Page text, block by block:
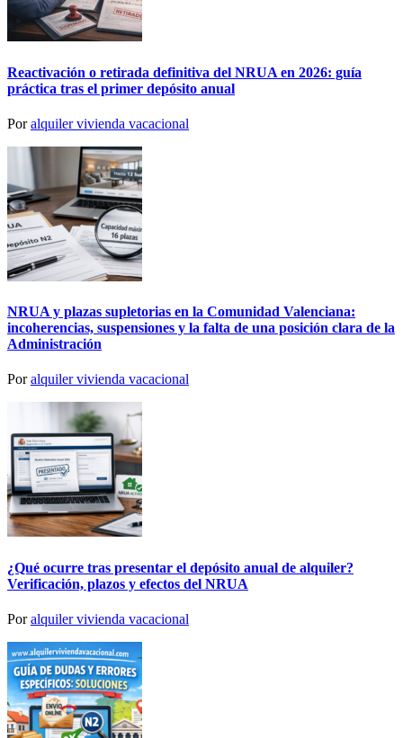
Reactivación o retirada definitiva del NRUA en 2026: guía
práctica tras el primer depósito anual
Poralquiler vivienda vacacional
NRUA y plazas supletorias en la Comunidad Valenciana:
incoherencias, suspensiones y la falta de una posición clara de la
Administración
Poralquiler vivienda vacacional
¿Qué ocurre tras presentar el depósito anual de alquiler?
Verificación, plazos y efectos del NRUA
Poralquiler vivienda vacacional